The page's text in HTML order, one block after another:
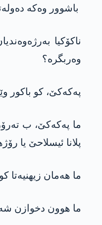
باشوور وەکە
ناکۆکیا
وەربگرە؟
پەکەکێ، کو باکور
ما پەکەکێ، ب
پلانا ئیسلاحێ یا
ما ھەمان زیھنیەتا
ما ھوون دخوازن